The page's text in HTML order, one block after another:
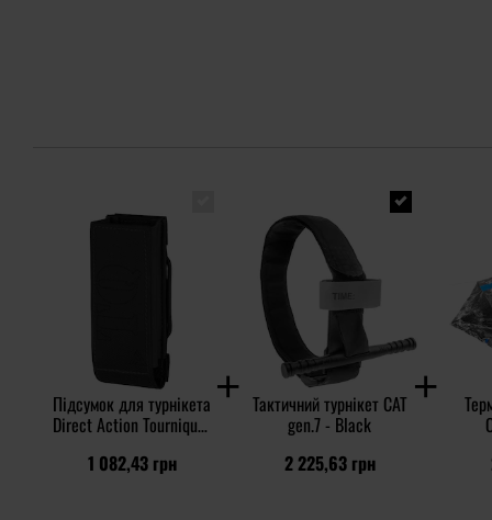
Підсумок для турнікета
Direct Action Tourniquet
1 082,43 грн
Тактичний турнікет CAT
gen.7 - Black
2 225,63 грн